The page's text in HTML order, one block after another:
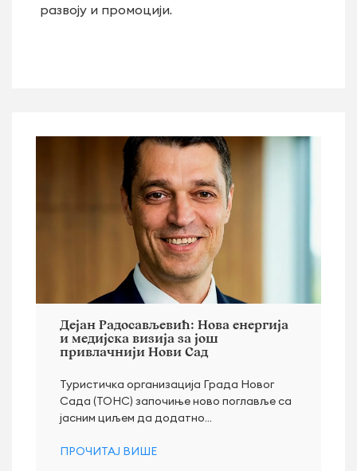
развоју и промоцији.
Дејан Радосављевић: Нова енергија
и медијска визија за још
привлачнији Нови Сад
Туристичка организација Града Новог
Сада (ТОНС) започиње ново поглавље са
јасним циљем да додатно...
ПРОЧИТАЈ ВИШЕ